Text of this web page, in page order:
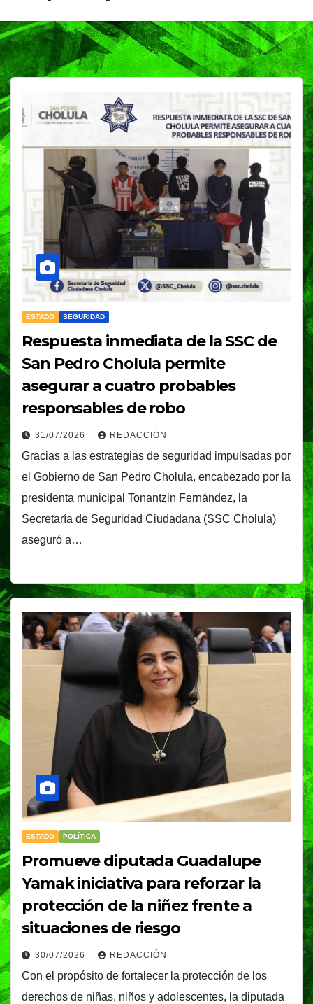
ESTADO SEGURIDAD
Respuesta inmediata de la SSC de
San Pedro Cholula permite
asegurar a cuatro probables
responsables de robo
31/07/2026 REDACCIÓN
Gracias a las estrategias de seguridad impulsadas por
el Gobierno de San Pedro Cholula, encabezado por la
presidenta municipal Tonantzin Fernández, la
Secretaría de Seguridad Ciudadana (SSC Cholula)
aseguró a…
ESTADO POLÍTICA
Promueve diputada Guadalupe
Yamak iniciativa para reforzar la
protección de la niñez frente a
situaciones de riesgo
30/07/2026 REDACCIÓN
Con el propósito de fortalecer la protección de los
derechos de niñas, niños y adolescentes, la diputada